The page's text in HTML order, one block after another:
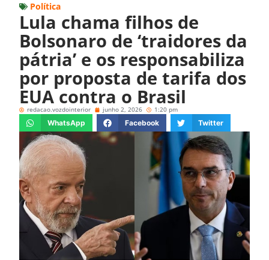
Política
Lula chama filhos de
Bolsonaro de ‘traidores da
pátria’ e os responsabiliza
por proposta de tarifa dos
EUA contra o Brasil
redacao.vozdointerior junho 2, 2026 1:20 pm
WhatsApp Facebook Twitter